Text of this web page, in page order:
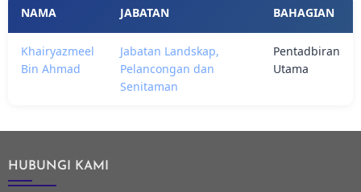
NAMA JABATAN BAHAGIAN
Khairyazmeel
Bin Ahmad
Jabatan Landskap,
Pelancongan dan
Senitaman
Pentadbiran
Utama
HUBUNGI KAMI